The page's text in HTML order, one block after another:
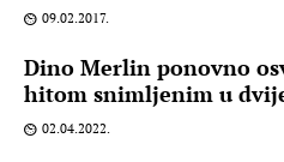
09.02.2017.
Dino Merlin ponovno
hitom snimljenim u
02.04.2022.